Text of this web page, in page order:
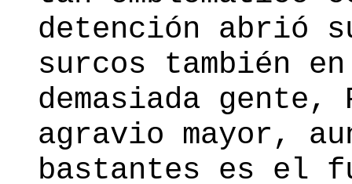
detención abrió
surcos también
demasiada
agravio mayor,
bastantes es el